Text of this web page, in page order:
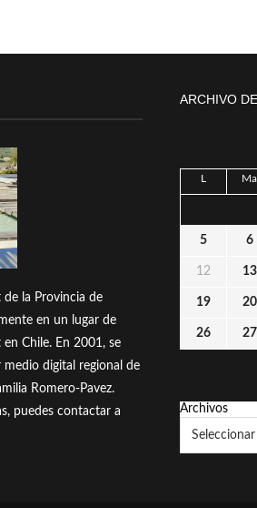
la Provincia de
en un lugar de
Chile. En 2001, se
digital regional de
Romero-Pavez.
puedes contactar a
ARCHIVO
L Ma
5 6
12 13
19 20
26 27
Archivos